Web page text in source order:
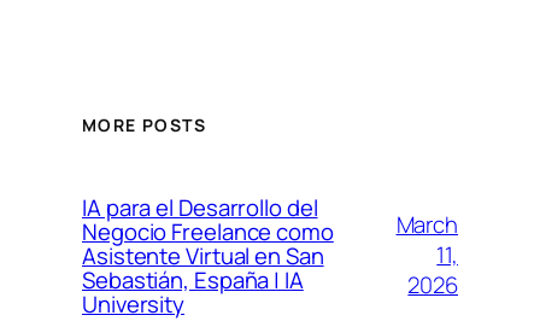
MORE POSTS
IA para el Desarrollo del
Negocio Freelance como
Asistente Virtual en San
Sebastián, España | IA
University
March
11,
2026